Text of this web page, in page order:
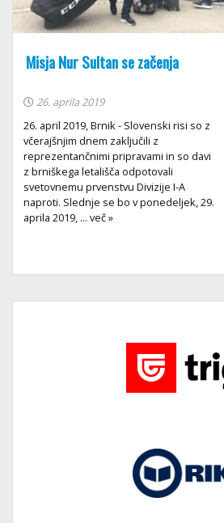
Misja Nur Sultan se začenja
26. aprila 2019
26. april 2019, Brnik - Slovenski risi so z
včerajšnjim dnem zaključili z
reprezentančnimi pripravami in so davi
z brniškega letališča odpotovali
svetovnemu prvenstvu Divizije I-A
naproti. Slednje se bo v ponedeljek, 29.
aprila 2019, ... več »